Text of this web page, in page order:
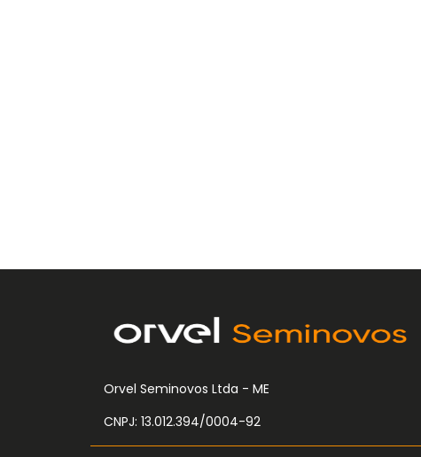
Orvel Seminovos Ltda - ME
CNPJ: 13.012.394/0004-92